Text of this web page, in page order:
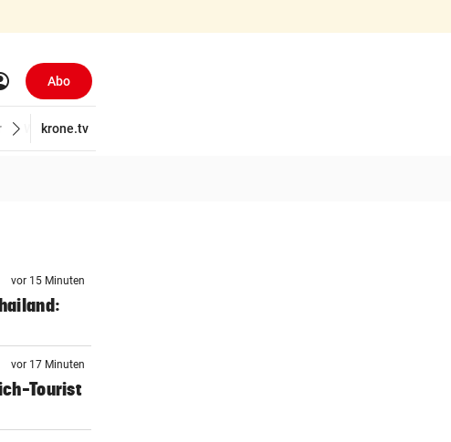
Abo
Wirtschaft
krone.tv
vor 15 Minuten
vor 17 Minuten
Tourist